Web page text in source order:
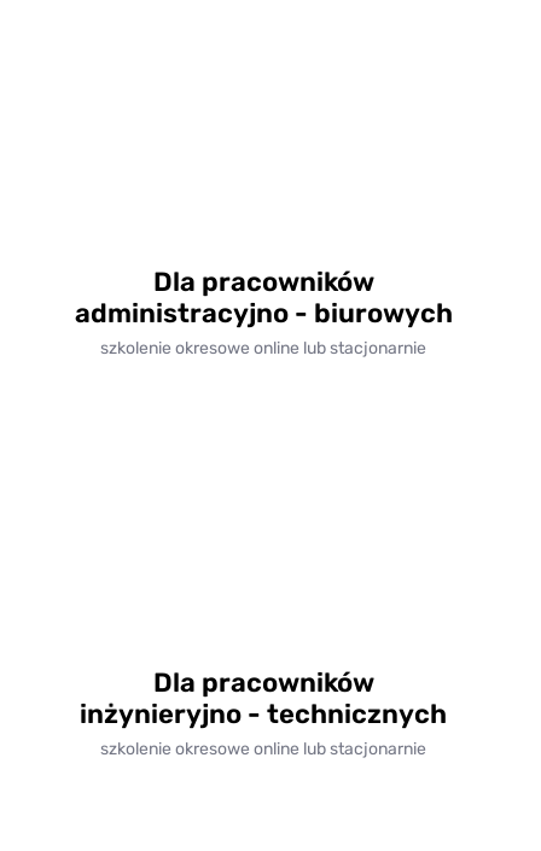
Dla pracowników
administracyjno - biurowych
szkolenie okresowe online lub stacjonarnie
Dla pracowników
inżynieryjno - technicznych
szkolenie okresowe online lub stacjonarnie